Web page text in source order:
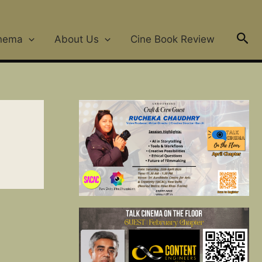
About Us Cine Book Review